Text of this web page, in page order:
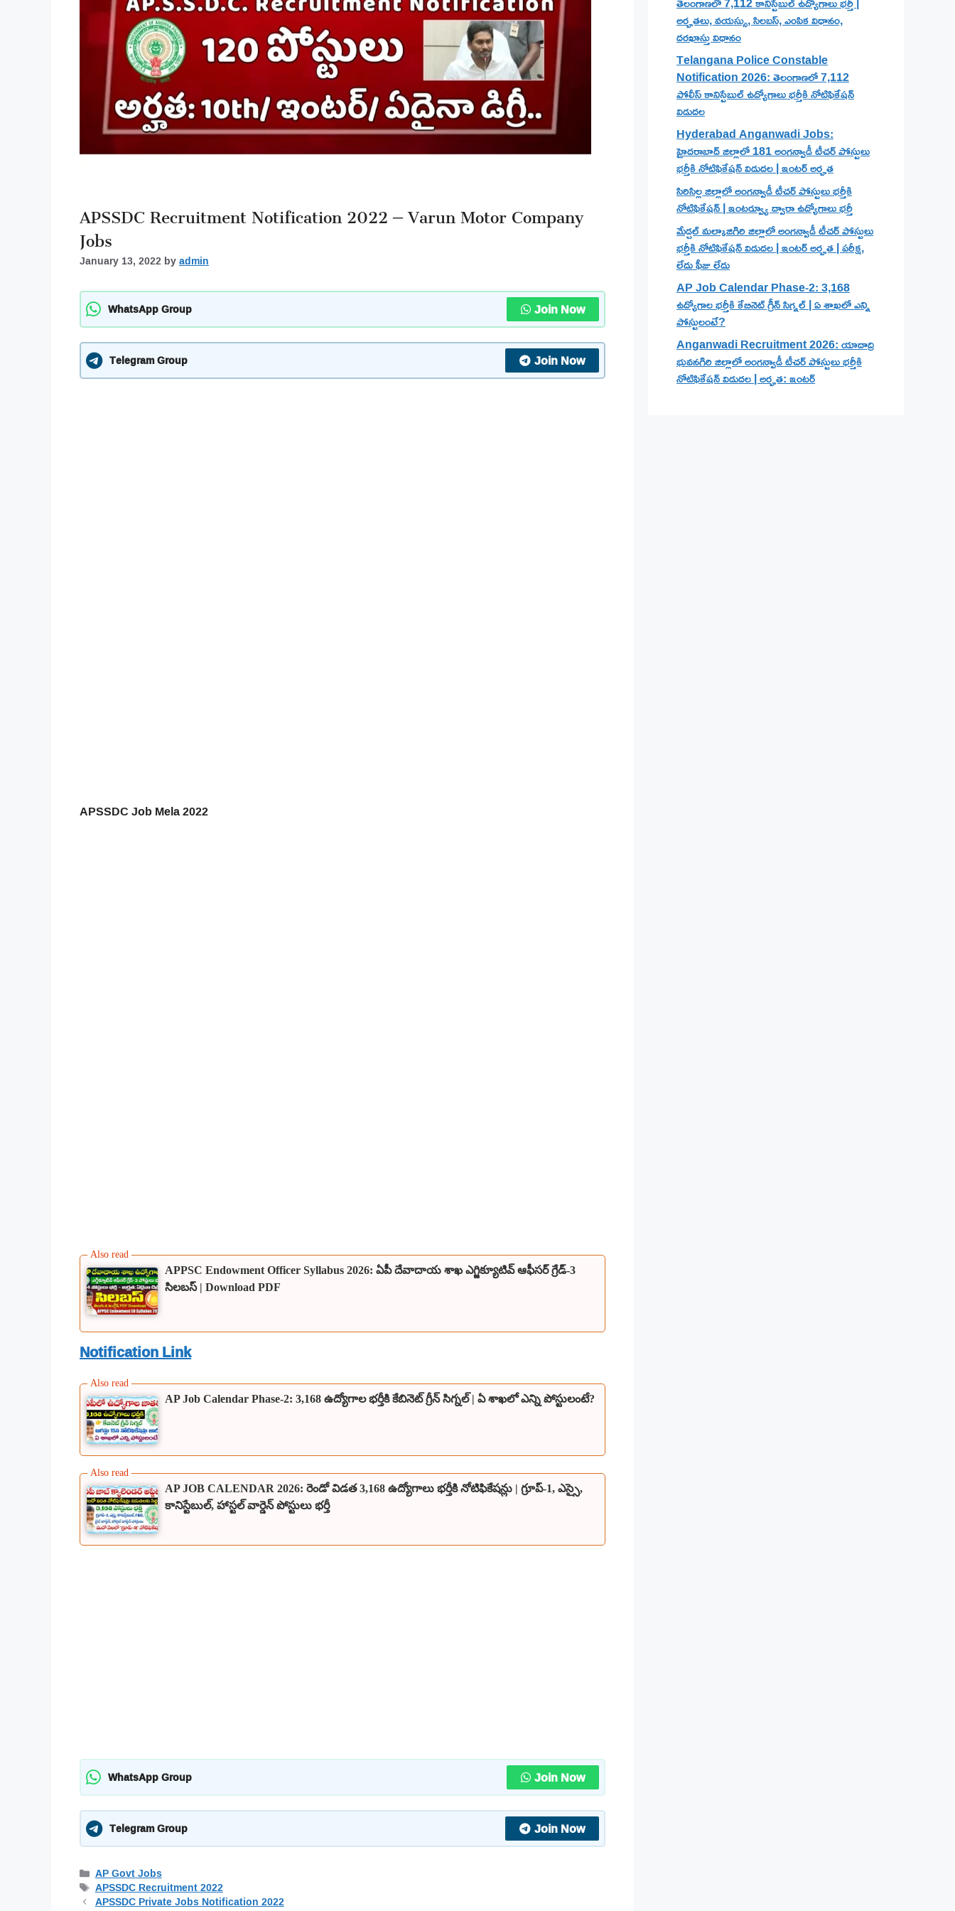
APSSDC Recruitment Notification 2022 – Varun Motor Company
Jobs
January 13, 2022byadmin
WhatsApp Group Join Now
Telegram Group Join Now
APSSDC Job Mela 2022
APPSC Endowment Officer Syllabus 2026: ఏపీ దేవాదాయ శాఖ ఎగ్జిక్యూటివ్ ఆఫీసర్ గ్రేడ్-3
సిలబస్ | Download PDF
Notification Link
AP Job Calendar Phase-2: 3,168 ఉద్యోగాల భర్తీకి కేబినెట్ గ్రీన్ సిగ్నల్ | ఏ శాఖలో ఎన్ని పోస్టులంటే?
AP JOB CALENDAR 2026: రెండో విడత 3,168 ఉద్యోగాలు భర్తీకి నోటిఫికేషన్లు | గ్రూప్-1, ఎస్సై,
కానిస్టేబుల్, హాస్టల్ వార్డెన్ పోస్టులు భర్తీ
WhatsApp Group Join Now
Telegram Group Join Now
Categories
AP Govt Jobs
Tags
APSSDC Recruitment 2022
APSSDC Private Jobs Notification 2022
అర్హతలు, వయస్సు, సిలబస్, ఎంపిక విధానం,
దరఖాస్తు విధానం
Telangana Police Constable
Notification 2026: తెలంగాణలో 7,112
పోలీస్ కానిస్టేబుల్ ఉద్యోగాలు భర్తీకి నోటిఫికేషన్
విడుదల
Hyderabad Anganwadi Jobs:
హైదరాబాద్ జిల్లాలో 181 అంగన్వాడీ టీచర్ పోస్టులు
భర్తీకి నోటిఫికేషన్ విడుదల | ఇంటర్ అర్హత
సిరిసిల్ల జిల్లాలో అంగన్వాడీ టీచర్ పోస్టులు భర్తీకి
నోటిఫికేషన్ | ఇంటర్వ్యూ ద్వారా ఉద్యోగాలు భర్తీ
మేడ్చల్ మల్కాజిగిరి జిల్లాలో అంగన్వాడీ టీచర్ పోస్టులు
భర్తీకి నోటిఫికేషన్ విడుదల | ఇంటర్ అర్హత | పరీక్ష,
లేదు ఫీజు లేదు
AP Job Calendar Phase-2: 3,168
ఉద్యోగాల భర్తీకి కేబినెట్ గ్రీన్ సిగ్నల్ | ఏ శాఖలో ఎన్ని
పోస్టులంటే?
Anganwadi Recruitment 2026: యాదాద్రి
భువనగిరి జిల్లాలో అంగన్వాడీ టీచర్ పోస్టులు భర్తీకి
నోటిఫికేషన్ విడుదల | అర్హత: ఇంటర్